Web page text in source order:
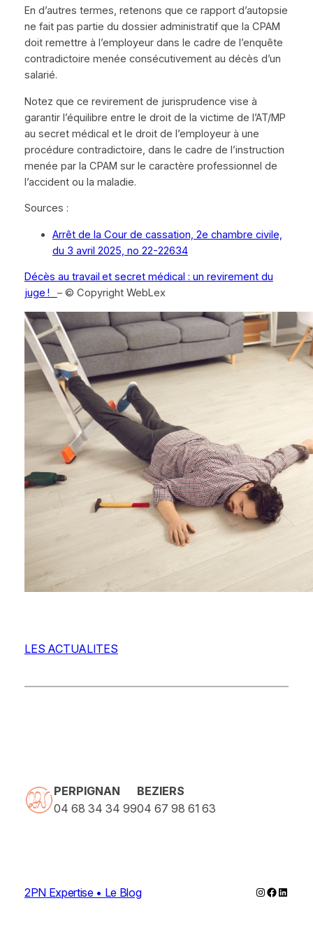
En d’autres termes, retenons que ce rapport d’autopsie
ne fait pas partie du dossier administratif que la CPAM
doit remettre à l’employeur dans le cadre de l’enquête
contradictoire menée consécutivement au décès d’un
salarié.
Notez que ce revirement de jurisprudence vise à
garantir l’équilibre entre le droit de la victime de l’AT/MP
au secret médical et le droit de l’employeur à une
procédure contradictoire, dans le cadre de l’instruction
menée par la CPAM sur le caractère professionnel de
l’accident ou la maladie.
Sources :
Arrêt de la Cour de cassation, 2e chambre civile,
du 3 avril 2025, no 22-22634
Décès au travail et secret médical : un revirement du
juge ! – © Copyright WebLex
LES ACTUALITES
PERPIGNAN
04 68 34 34 99
BEZIERS
04 67 98 61 63
2PN Expertise • Le Blog Instagram